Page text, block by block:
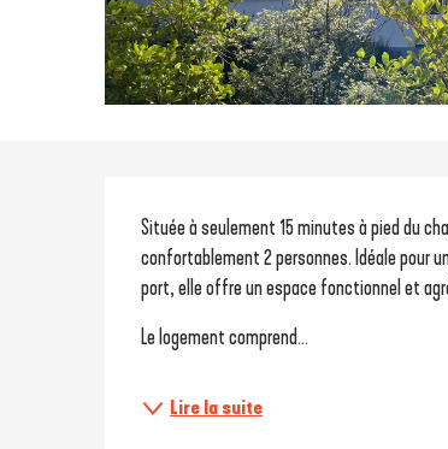
Description
Située à seulement 15 minutes à pied du
confortablement 2 personnes. Idéale pour
port, elle offre un espace fonctionnel et
Le logement comprend...
Lire la suite